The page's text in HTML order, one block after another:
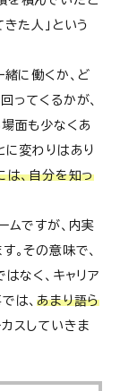
た人」という
緒に働くか、ど
ってくるかが、
面も少なくあ
に変わりはあり
は、自分を知っ
ムですが、内実
。その意味で、
なく、キャリア
は、あまり語ら
スしていきま